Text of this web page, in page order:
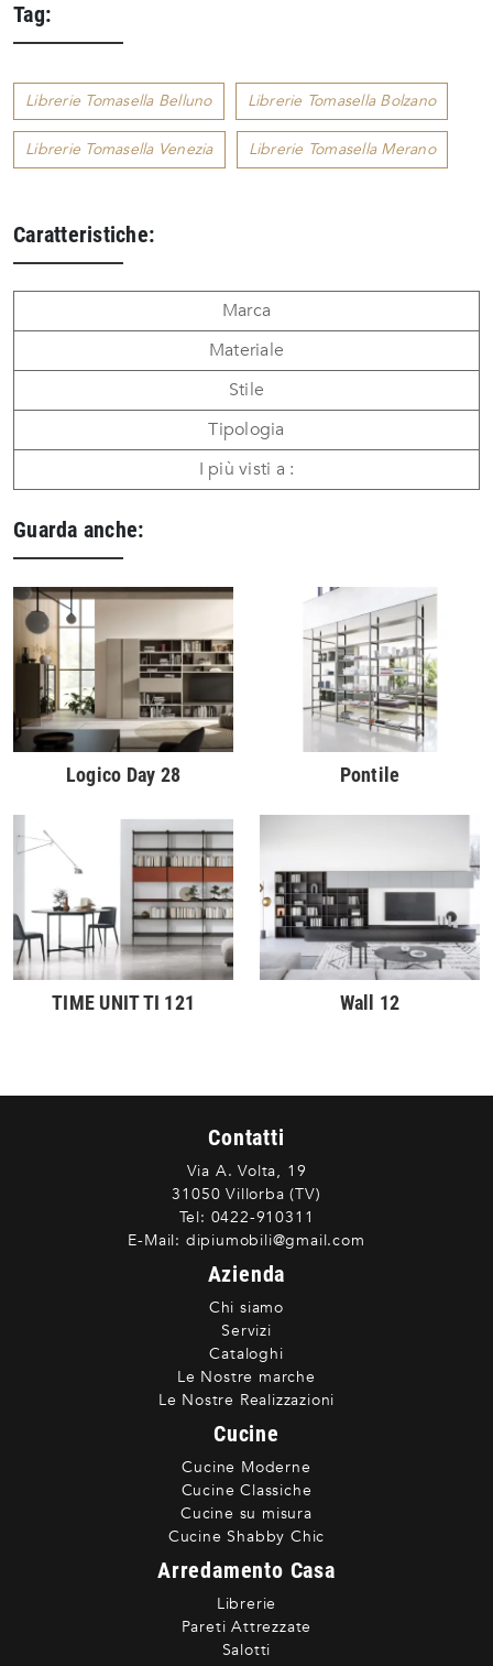
Tag:
Librerie Tomasella Belluno Librerie Tomasella Bolzano
Librerie Tomasella Venezia Librerie Tomasella Merano
Caratteristiche:
Marca
Materiale
Stile
Tipologia
I più visti a :
Guarda anche:
Logico Day 28 Pontile
TIME UNIT TI 121 Wall 12
Contatti
Via A. Volta, 19
31050 Villorba (TV)
Tel: 0422-910311
E-Mail: dipiumobili@gmail.com
Azienda
Chi siamo
Servizi
Cataloghi
Le Nostre marche
Le Nostre Realizzazioni
Cucine
Cucine Moderne
Cucine Classiche
Cucine su misura
Cucine Shabby Chic
Arredamento Casa
Librerie
Pareti Attrezzate
Salotti